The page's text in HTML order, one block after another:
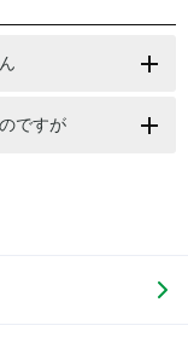
ですが